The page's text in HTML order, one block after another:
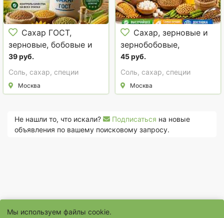
Сахар ГОСТ,
зерновые, бобовые и
масличные культуры
оптом на экспорт в
СНГ
39 руб.
Соль, сахар, специи
Москва
Сахар, зерновые и
зернобобовые,
масличные культуры,
корма
45 руб.
Соль, сахар, специи
Москва
Не нашли то, что искали? Подписаться на новые
объявления по вашему поисковому запросу.
Мы используем файлы cookie.